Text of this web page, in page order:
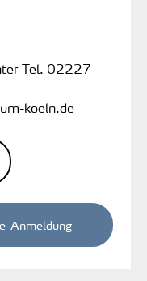
Tel. 02227
koeln.de
Anmeldung